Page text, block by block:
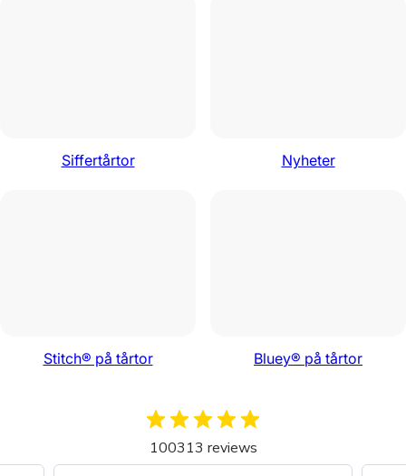
Siffertårtor Nyheter
Stitch® på tårtor Bluey® på tårtor
100313 reviews